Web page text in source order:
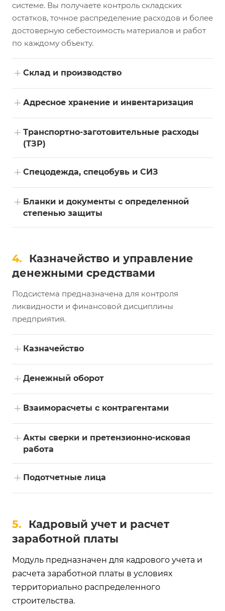
системе. Вы получаете контроль складских
остатков, точное распределение расходов и более
достоверную себестоимость материалов и работ
по каждому объекту.
+ Склад и производство
+ Адресное хранение и инвентаризация
+ Транспортно-заготовительные расходы
(ТЗР)
+ Спецодежда, спецобувь и СИЗ
+ Бланки и документы с определенной
степенью защиты
4.
Казначейство и управление
денежными средствами
Подсистема предназначена для контроля
ликвидности и финансовой дисциплины
предприятия.
+ Казначейство
+ Денежный оборот
+ Взаиморасчеты с контрагентами
+ Акты сверки и претензионно-исковая
работа
+ Подотчетные лица
5.
Кадровый учет и расчет
заработной платы
Модуль предназначен для кадрового учета и
расчета заработной платы в условиях
территориально распределенного
строительства.